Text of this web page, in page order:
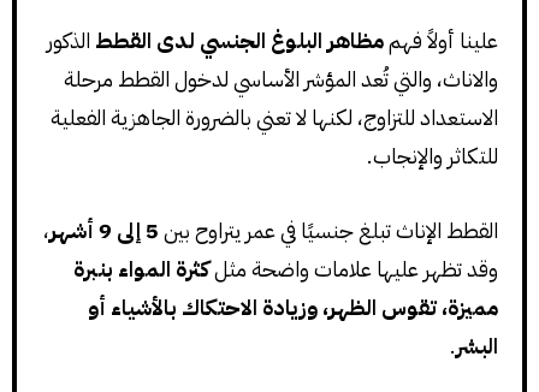
علينا أولاً فهممظاهر البلوغ الجنسي لدى القطط الذكور
والاناث، والتي تُعد المؤشر الأساسي لدخول القطط مرحلة
الاستعداد للتزاوج، لكنها لا تعني بالضرورة الجاهزية الفعلية
للتكاثر والإنجاب.
القطط الإناث تبلغ جنسيًا في عمر يتراوح بين5 إلى 9 أشهر
،
وقد تظهر عليها علامات واضحة مثلكثرة المواء بنبرة
مميزة، تقوس الظهر، وزيادة الاحتكاك بالأشياء أو
البشر.